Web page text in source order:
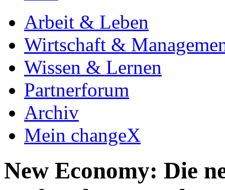
Arbeit & Leben
Wirtschaft &
Wissen & Lernen
Partnerforum
Archiv
Mein changeX
New Economy: Die